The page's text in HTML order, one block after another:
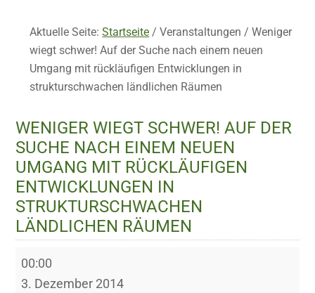
Aktuelle Seite:Startseite / Veranstaltungen/ Weniger
wiegt schwer! Auf der Suche nach einem neuen
Umgang mit rückläufigen Entwicklungen in
strukturschwachen ländlichen Räumen
WENIGER WIEGT SCHWER! AUF DER
SUCHE NACH EINEM NEUEN
UMGANG MIT RÜCKLÄUFIGEN
ENTWICKLUNGEN IN
STRUKTURSCHWACHEN
LÄNDLICHEN RÄUMEN
Weniger
wiegt
00:00
3. Dezember 2014